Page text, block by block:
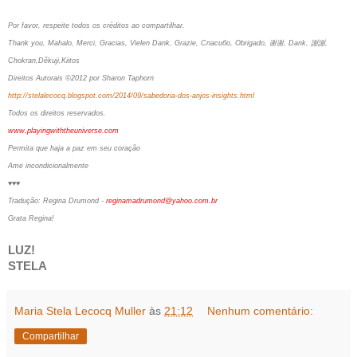
Por favor, respeite todos os créditos ao compartilhar.
Thank you, Mahalo, Merci, Gracias, Vielen Dank, Grazie, Спасибо, Obrigado, 谢谢, Dank, 謝謝,
Chokran,Děkuji,Kiitos
Direitos Autorais ©2012 por Sharon Taphorn
http://stelalecocq.blogspot.com/2014/09/sabedoria-dos-anjos-insights.html
Todos os direitos reservados.
www.playingwiththeuniverse.com
Permita que haja a paz em seu coração
Ame incondicionalmente
♥♥♥
Tradução: Regina Drumond - reginamadrumond@yahoo.com.br
Grata Regina!
LUZ!
STELA
Maria Stela Lecocq Muller às 21:12 Nenhum comentário:
Compartilhar